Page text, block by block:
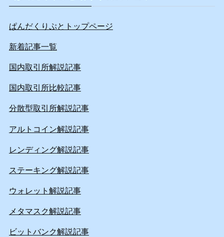
ぱんだくりぷとトップページ
新着記事一覧
国内取引所解説記事
国内取引所比較記事
分散型取引所解説記事
アルトコイン解説記事
レンディング解説記事
ステーキング解説記事
ウォレット解説記事
メタマスク解説記事
ビットバンク解説記事